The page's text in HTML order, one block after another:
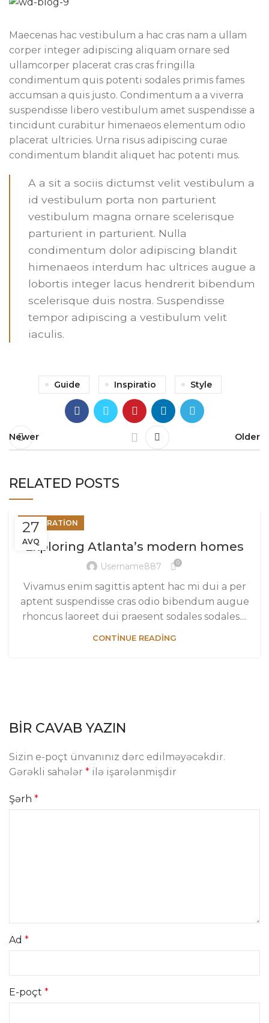
Maecenas hac vestibulum a hac cras nam a ullam
corper integer adipiscing aliquam ornare sed
ullamcorper placerat cras cras fringilla
condimentum quis potenti sodales primis fames
accumsan a quis justo. Condimentum a a viverra
suspendisse libero vestibulum amet suspendisse a
tincidunt curabitur himenaeos elementum odio
placerat ultricies. Urna risus adipiscing curae
condimentum blandit aliquet hac potenti mus.
A a sit a sociis dictumst velit vestibulum a
id vestibulum porta non parturient
vestibulum magna ornare scelerisque
parturient in parturient. Nulla
condimentum dolor adipiscing blandit
himenaeos interdum hac ultrices augue a
lobortis integer lacus hendrerit bibendum
scelerisque duis nostra. Suspendisse
tempor adipiscing a vestibulum velit
iaculis.
Guide Inspiratio Style
Newer Older
RELATED POSTS
27
AVQ
DECORATION
Exploring Atlanta’s modern homes
Username887 0
Vivamus enim sagittis aptent hac mi dui a per
aptent suspendisse cras odio bibendum augue
rhoncus laoreet dui praesent sodales sodales....
CONTINUE READING
BIR CAVAB YAZIN
Sizin e-poçt ünvanınız dərc edilməyəcəkdir.
Gərəkli sahələr * ilə işarələnmişdir
Şərh *
Ad *
E-poçt *